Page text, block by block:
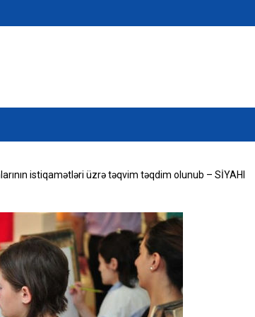
istiqamətləri üzrə təqvim təqdim olunub – SİYAHI